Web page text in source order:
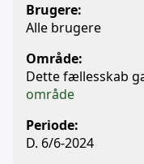
Brugere:
Alle brugere
Område:
Dette fællesskab
område
Periode:
D. 6/6-2024